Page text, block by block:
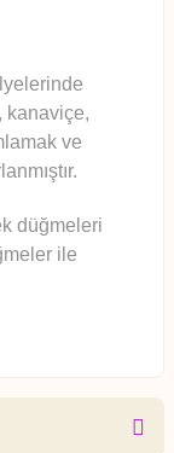
kanaviçe,
ve
düğmeleri
ile